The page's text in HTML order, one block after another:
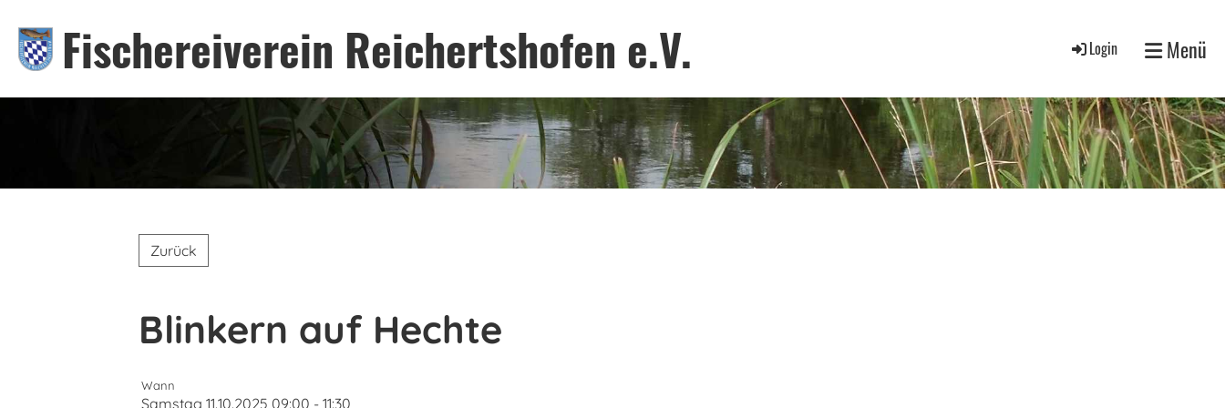
Fischereiverein Reichertshofen e.V. Login Menü
Zurück
Blinkern auf Hechte
Wann
Samstag 11.10.2025 09:00 - 11:30